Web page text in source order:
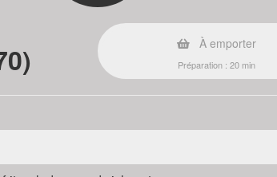
À emporter
Préparation : 20 min